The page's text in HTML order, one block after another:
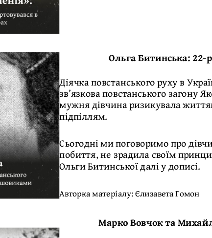
Ольга Битинська: 22-
Діячка повстанського руху в
зв’язкова повстанського загону
мужня дівчина ризикувала
підпіллям.
Сьогодні ми поговоримо про
побиття, не зрадила своїм
Ольги Битинської далі у дописі.
Авторка матеріалу:Єлизавета Гомон
Марко Вовчок та